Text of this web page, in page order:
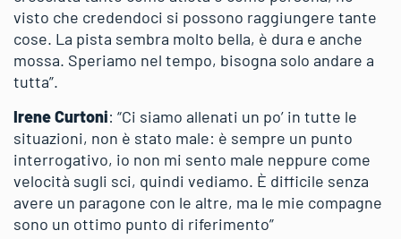
visto che credendoci si possono raggiungere tante
cose. La pista sembra molto bella, è dura e anche
mossa. Speriamo nel tempo, bisogna solo andare a
tutta”.
Irene Curtoni: “Ci siamo allenati un po’ in tutte le
situazioni, non è stato male: è sempre un punto
interrogativo, io non mi sento male neppure come
velocità sugli sci, quindi vediamo. È difficile senza
avere un paragone con le altre, ma le mie compagne
sono un ottimo punto di riferimento”